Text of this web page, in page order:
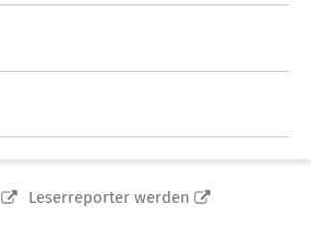
Leserreporter werden